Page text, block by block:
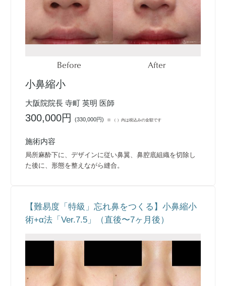
Before After
小鼻縮小
大阪院院長 寺町 英明 医師
300,000円(330,000円) ※ （ ）内は税込みの金額です
施術内容
局所麻酔下に、デザインに従い鼻翼、鼻腔底組織を切除し
た後に、形態を整えながら縫合。
【難易度「特級」忘れ鼻をつくる】小鼻縮小
術+α法「Ver.7.5」（直後〜7ヶ月後）